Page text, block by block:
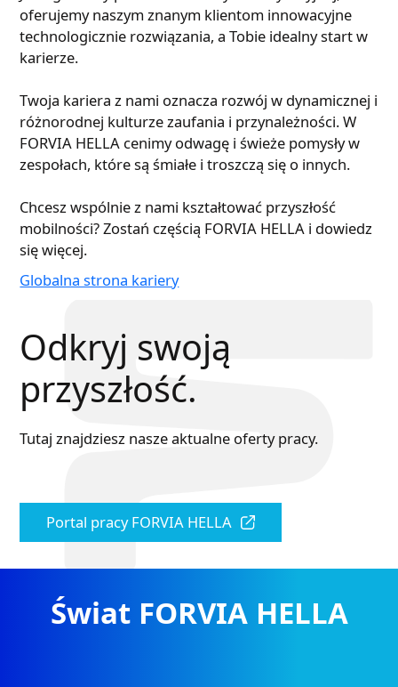
oferujemy naszym znanym klientom innowacyjne
technologicznie rozwiązania, a Tobie idealny start w
karierze.
Twoja kariera z nami oznacza rozwój w dynamicznej i
różnorodnej kulturze zaufania i przynależności. W
FORVIA HELLA cenimy odwagę i świeże pomysły w
zespołach, które są śmiałe i troszczą się o innych.
Chcesz wspólnie z nami kształtować przyszłość
mobilności? Zostań częścią FORVIA HELLA i dowiedz
się więcej.
Globalna strona kariery​
Odkryj swoją
przyszłość.
Tutaj znajdziesz nasze aktualne oferty pracy.
Portal pracy FORVIA HELLA
Świat FORVIA HELLA